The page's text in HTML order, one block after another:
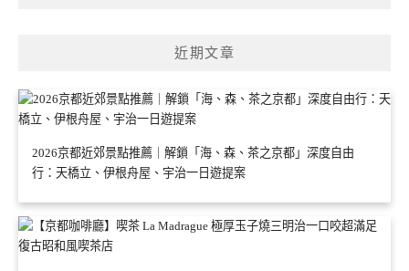
近期文章
2026京都近郊景點推薦｜解鎖「海、森、茶之京都」深度自由
行：天橋立、伊根舟屋、宇治一日遊提案